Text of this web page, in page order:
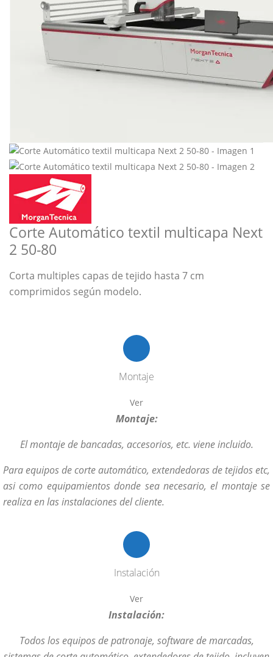
Corte Automático textil multicapa Next
2 50-80
Corta multiples capas de tejido hasta 7 cm
comprimidos según modelo.
Montaje
Ver
Montaje:
El montaje de bancadas, accesorios, etc. viene incluido.
Para equipos de corte automático, extendedoras de tejidos etc,
asi como equipamientos donde sea necesario, el montaje se
realiza en las instalaciones del cliente.
Instalación
Ver
Instalación:
Todos los equipos de patronaje, software de marcadas,